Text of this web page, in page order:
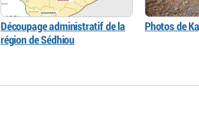
Découpage administratif de la
région de Sédhiou
Photos de